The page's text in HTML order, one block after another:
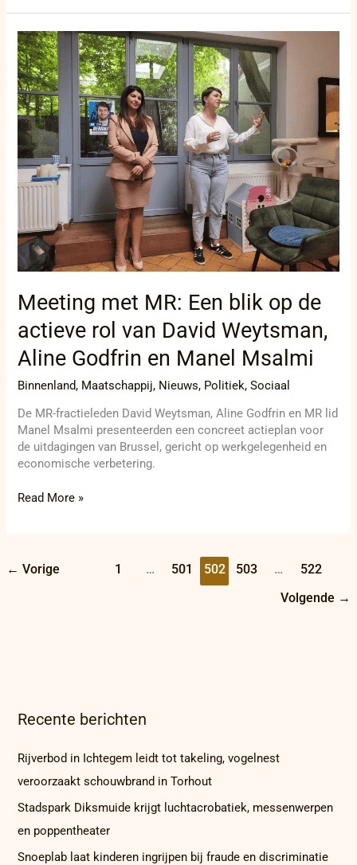
Meeting met MR: Een blik op de
actieve rol van David Weytsman,
Aline Godfrin en Manel Msalmi
Binnenland, Maatschappij, Nieuws, Politiek,Sociaal
De MR-fractieleden David Weytsman, Aline Godfrin en MR lid
Manel Msalmi presenteerden een concreet actieplan voor
de uitdagingen van Brussel, gericht op werkgelegenheid en
economische verbetering.
Meeting
met
MR:
Een
blik
op
de
actieve
rol
van
David
Weytsman,
Aline
Godfrin
en
Msalmi
Read More »
← Vorige 1 … 501 502 503 … 522
Volgende →
Recente berichten
Rijverbod in Ichtegem leidt tot takeling, vogelnest
veroorzaakt schouwbrand in Torhout
Stadspark Diksmuide krijgt luchtacrobatiek, messenwerpen
en poppentheater
Snoeplab laat kinderen ingrijpen bij fraude en discriminatie